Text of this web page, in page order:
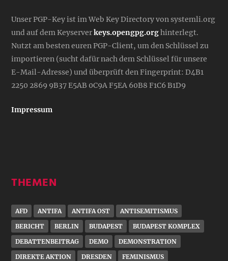
Unser PGP-Key ist im Web Key Directory von systemli.org
und auf dem Keyserverkeys.opengpg.orghinterlegt.
Nutzt am besten euren PGP-Client, um den Schlüssel zu
importieren (sucht dafür nach dem Schlüssel für unsere
E-Mail-Adresse) und überprüft den Fingerprint: D4B1
2250 2869 9B37 E5AB 0C9A F5EA 60B8 F1C6 B1D9
Impressum
THEMEN
AFD ANTIFA ANTIFA OST
ANTISEMITISMUS
BERICHT
BERLIN BUDAPEST
BUDAPEST KOMPLEX
DEBATTENBEITRAG
DEMO
DEMONSTRATION
DIREKTE AKTION
DRESDEN
FEMINISMUS